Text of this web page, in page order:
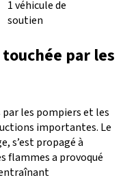
1 véhicule de
soutien
par les
les pompiers et les
importantes. Le
s’est propagé à
flammes a provoqué